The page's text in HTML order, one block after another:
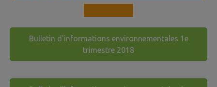
Bulletin d'informations environnementales 1e
trimestre 2018